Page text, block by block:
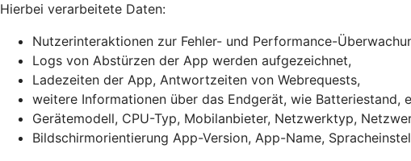
Hierbei verarbeitete Daten:
Nutzerinteraktionen zur Fehler- und Performance-
Logs von Abstürzen der App werden aufgezeichnet,
Ladezeiten der App, Antwortzeiten von Webrequests,
weitere Informationen über das Endgerät, wie Batteriestand,
Gerätemodell, CPU-Typ, Mobilanbieter, Netzwerktyp,
Bildschirmorientierung App-Version, App-Name,